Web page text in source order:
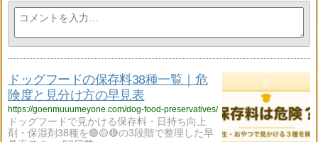
ドッグフードの保存料38種一覧｜危
険度と見分け方の早見表
https://goenmuuumeyone.com/dog-food-preservatives/
ドッグフードで見かける保存料・日持ち向上
剤・保湿剤38種を🟢🟡🔴の3段階で整理した早